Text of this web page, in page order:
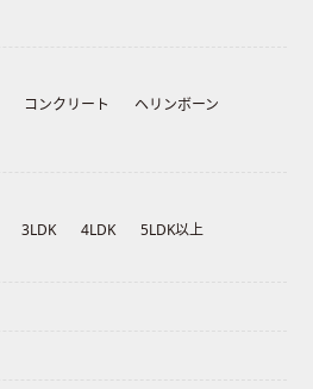
コンクリート
ヘリンボーン
3LDK 4LDK 5LDK以上